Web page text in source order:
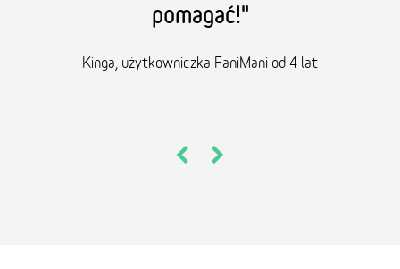
pomagać!"
Kinga, użytkowniczka FaniMani od 4 lat